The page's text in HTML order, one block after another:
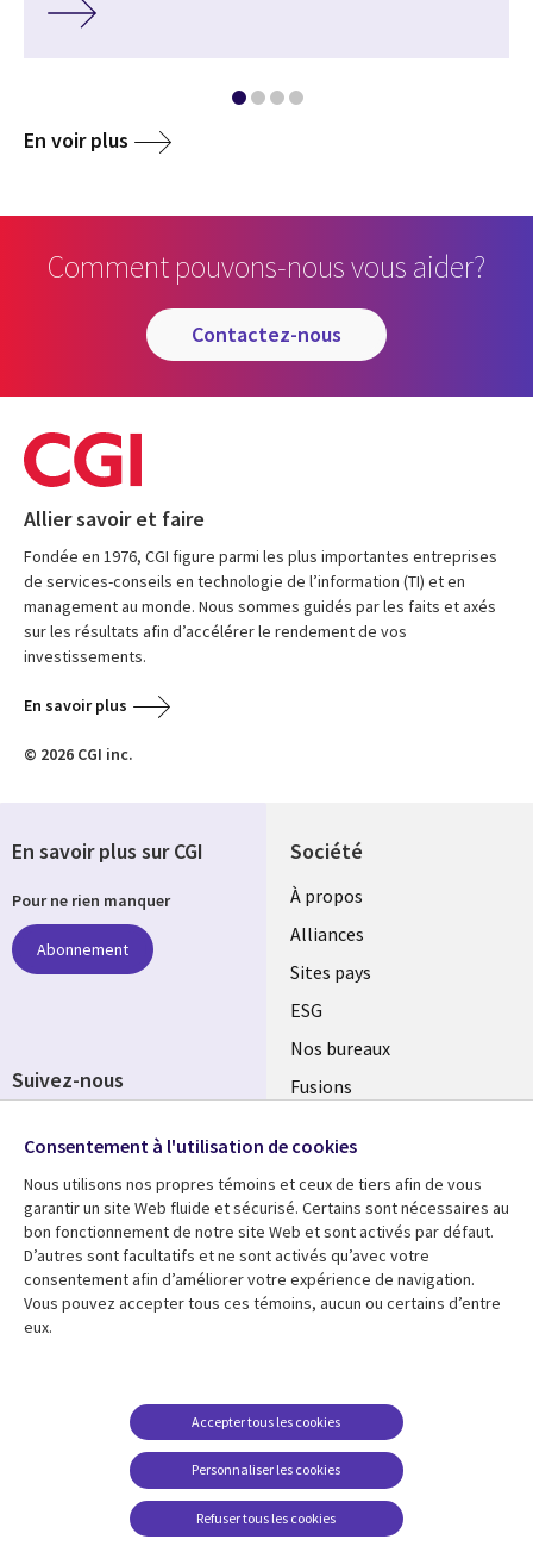
En voir plus
Comment pouvons-nous vous aider?
contactez-nous
Allier savoir et faire
Fondée en 1976, CGI figure parmi les plus importantes entreprises
de services-conseils en technologie de l’information (TI) et en
management au monde. Nous sommes guidés par les faits et axés
sur les résultats afin d’accélérer le rendement de vos
investissements.
En savoir plus
© 2026 CGI inc.
Société
À propos
Alliances
Sites pays
ESG
Nos bureaux
Fusions
Ressources
Articles
Blogues
Baladodiffusions
Support
Accessibilité
Données Personnelles
Carrières FAQ
Centre de gestion des
témoins
En savoir plus sur CGI
Pour ne rien manquer
Abonnement
Suivez-nous
Media
Global
FR
Consentement à l'utilisation de cookies
Nous utilisons nos propres témoins et ceux de tiers afin de vous
garantir un site Web fluide et sécurisé. Certains sont nécessaires au
bon fonctionnement de notre site Web et sont activés par défaut.
D’autres sont facultatifs et ne sont activés qu’avec votre
consentement afin d’améliorer votre expérience de navigation.
Vous pouvez accepter tous ces témoins, aucun ou certains d’entre
eux.
Personnaliser les cookies
Accepter tous les cookies
Refuser tous les cookies